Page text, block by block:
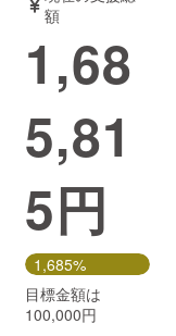
書籍・雑誌
チャレンジ
Creation
コミュニティ
額
1,68
5,81
5円
1,685%
目標金額は
100,000円